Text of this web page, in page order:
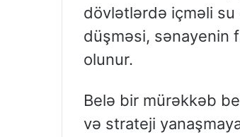
dövlətlərdə içməli su
düşməsi, sənayenin
olunur.
Belə bir mürəkkəb
və strateji